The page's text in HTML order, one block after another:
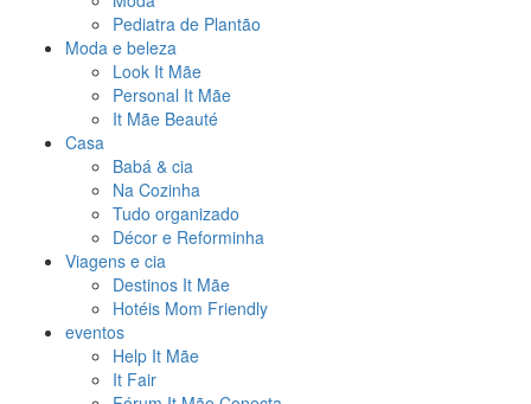
Pediatra de Plantão
Moda e beleza
Look It Mãe
Personal It Mãe
It Mãe Beauté
Casa
Babá & cia
Na Cozinha
Tudo organizado
Décor e Reforminha
Viagens e cia
Destinos It Mãe
Hotéis Mom Friendly
eventos
Help It Mãe
It Fair